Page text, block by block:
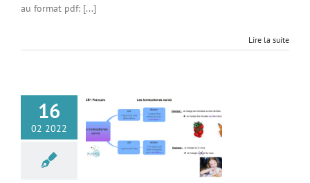
au format pdf: [...]
Lire la suite
16
02 2022
ou/où :
exercices CE1
: cours, cartes
exercices gratuits